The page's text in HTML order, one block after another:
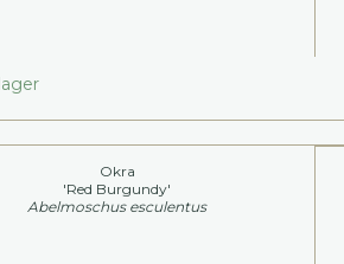
Okra
'Red Burgundy'
Abelmoschus esculentus